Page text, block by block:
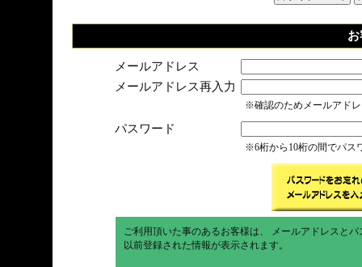
メールアドレス
メールアドレス再入力
※確認のためメールアド
パスワード
※6桁から10桁の間でパス
ご利用頂いた事のあるお客様は、 メールアドレスと
以前登録された情報が表示されます。